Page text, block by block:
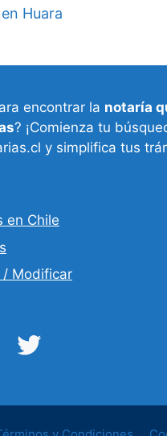
Huara
encontrar la notaría
? ¡Comienza tu
y simplifica tus
en Chile
/ Modificar